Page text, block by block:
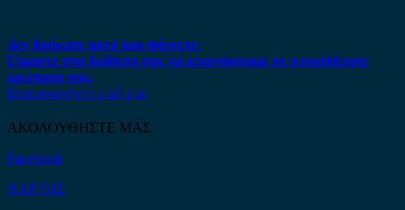
Δεν βρήκατε αυτό που ψάχνετε;
Είμαστε στη διάθεση σας να απαντήσουμε σε οποιαδήποτε
ερώτηση σας.
Επικοινωνήστε μαζί μας
ΑΚΟΛΟΥΘΗΣΤΕ ΜΑΣ
Facebook
ΧΑΡΤΗΣ